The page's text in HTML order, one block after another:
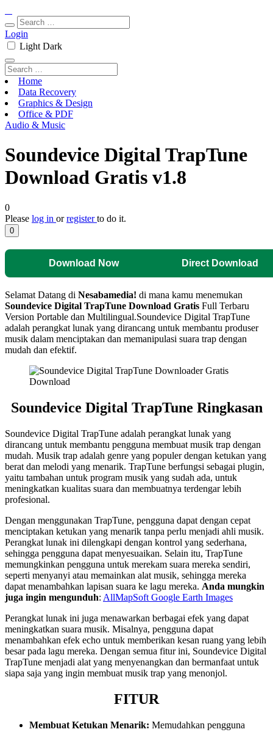
Login
Light Dark
Home
Data Recovery
Graphics & Design
Office & PDF
Audio & Music
Soundevice Digital TrapTune
Download Gratis v1.8
0
Please log in orregisterto do it.
0
Download Now Direct Download
Selamat Datang di Nesabamedia! di mana kamu menemukan
Soundevice Digital TrapTune Download Gratis Full Terbaru
Version Portable dan Multilingual.Soundevice Digital TrapTune
adalah perangkat lunak yang dirancang untuk membantu produser
musik dalam menciptakan dan memanipulasi suara trap dengan
mudah dan efektif.
Soundevice Digital TrapTune Ringkasan
Soundevice Digital TrapTune adalah perangkat lunak yang
dirancang untuk membantu pengguna membuat musik trap dengan
mudah. Musik trap adalah genre yang populer dengan ketukan yang
berat dan melodi yang menarik. TrapTune berfungsi sebagai plugin,
yaitu tambahan untuk program musik yang sudah ada, untuk
meningkatkan kualitas suara dan membuatnya terdengar lebih
profesional.
Dengan menggunakan TrapTune, pengguna dapat dengan cepat
menciptakan ketukan yang menarik tanpa perlu menjadi ahli musik.
Perangkat lunak ini dilengkapi dengan kontrol yang sederhana,
sehingga pengguna dapat menyesuaikan. Selain itu, TrapTune
memungkinkan pengguna untuk merekam suara mereka sendiri,
seperti menyanyi atau memainkan alat musik, sehingga mereka
dapat menambahkan lapisan suara ke lagu mereka. Anda mungkin
juga ingin mengunduh: AllMapSoft Google Earth Images
Perangkat lunak ini juga menawarkan berbagai efek yang dapat
meningkatkan suara musik. Misalnya, pengguna dapat
menambahkan efek echo untuk memberikan kesan ruang yang lebih
besar pada lagu mereka. Dengan semua fitur ini, Soundevice Digital
TrapTune menjadi alat yang menyenangkan dan bermanfaat untuk
siapa saja yang ingin membuat musik trap yang menonjol.
FITUR
Membuat Ketukan Menarik: Memudahkan pengguna